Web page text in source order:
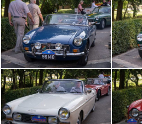
DSC06427 DSC06428
DSC06429 DSC06430